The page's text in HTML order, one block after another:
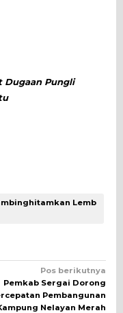
Dugaan Pungli
Lemb
Pos berikutnya
Pemkab Sergai Dorong
Pembangunan
Nelayan Merah